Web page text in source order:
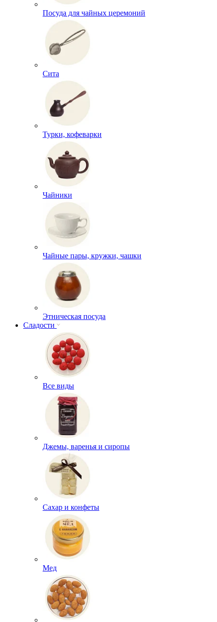
Посуда для чайных церемоний
Сита
Турки, кофеварки
Чайники
Чайные пары, кружки, чашки
Этническая посуда
Сладости
Все виды
Джемы, варенья и сиропы
Сахар и конфеты
Мед